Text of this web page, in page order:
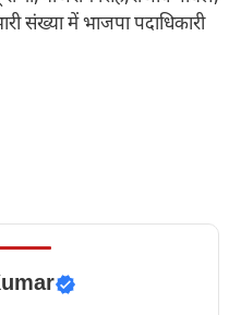
संख्या में भाजपा पदाधिकारी